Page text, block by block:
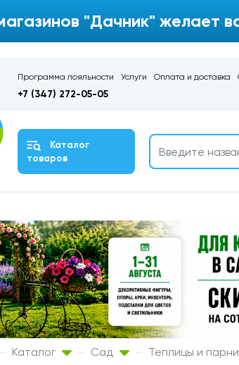
"Дачник" желает
Программа лояльности Услуги Оплата и доставка
+7 (347) 272-05-05
Каталог
товаров
Каталог Сад Теплицы и